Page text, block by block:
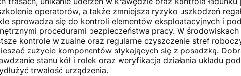
operatorów, a także zmniejsza ryzyko uszkodzeń
sprowadza się do kontroli elementów eksploatacyjnych i
procedurami bezpieczeństwa pracy. W
kontrole wizualne oraz regularne czyszczenie stref
zużycie komponentów stykających się z posadzką.
stanu kół i rolek oraz weryfikacja działania układu
trwałość urządzenia.